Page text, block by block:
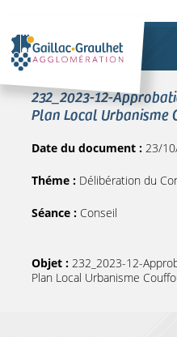
232_2023-12-
Plan Local Urbanisme
Date du document : 23/
Théme : Délibération du
Séance : Conseil
Objet : 232_2023-12-
Plan Local Urbanisme